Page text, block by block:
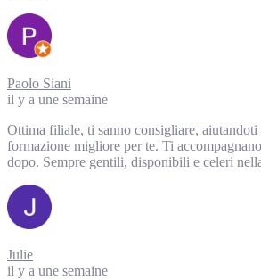
Paolo Siani
il y a une semaine
Ottima filiale, ti sanno consigliare, aiutandoti
formazione migliore per te. Ti
dopo. Sempre gentili, disponibili e celeri
Julie
il y a une semaine